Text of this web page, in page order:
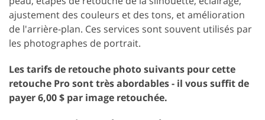
ajustement des couleurs et des tons, et amélioration
de l'arrière-plan. Ces services sont souvent utilisés par
les photographes de portrait.
Les tarifs de retouche photo suivants pour cette
retouche Pro sont très abordables - il vous suffit de
payer 6,00 $ par image retouchée.